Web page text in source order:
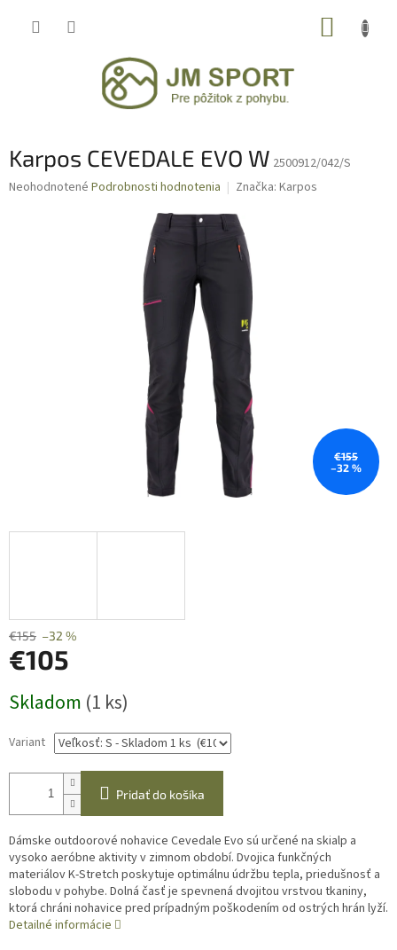
Karpos CEVEDALE EVO W 2500912/042/S
Priemerné
Neohodnotené Podrobnosti hodnotenia Značka: Karpos
€155
–32 %
€155 –32 %
€105
cena:
Skladom (1 ks)
Variant
Pridať do košíka
Dámske outdoorové nohavice Cevedale Evo sú určené na skialp a
vysoko aeróbne aktivity v zimnom období. Dvojica funkčných
materiálov K-Stretch poskytuje optimálnu údržbu tepla, priedušnosť a
slobodu v pohybe. Dolná časť je spevnená dvojitou vrstvou tkaniny,
ktorá chráni nohavice pred prípadným poškodením od ostrých hrán lyží.
Detailné informácie